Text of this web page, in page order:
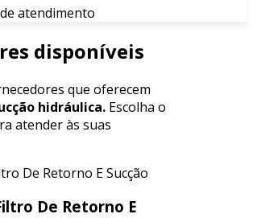
atendimento
disponíveis
que oferecem
hidráulica. Escolha o
atender às suas
De Retorno E